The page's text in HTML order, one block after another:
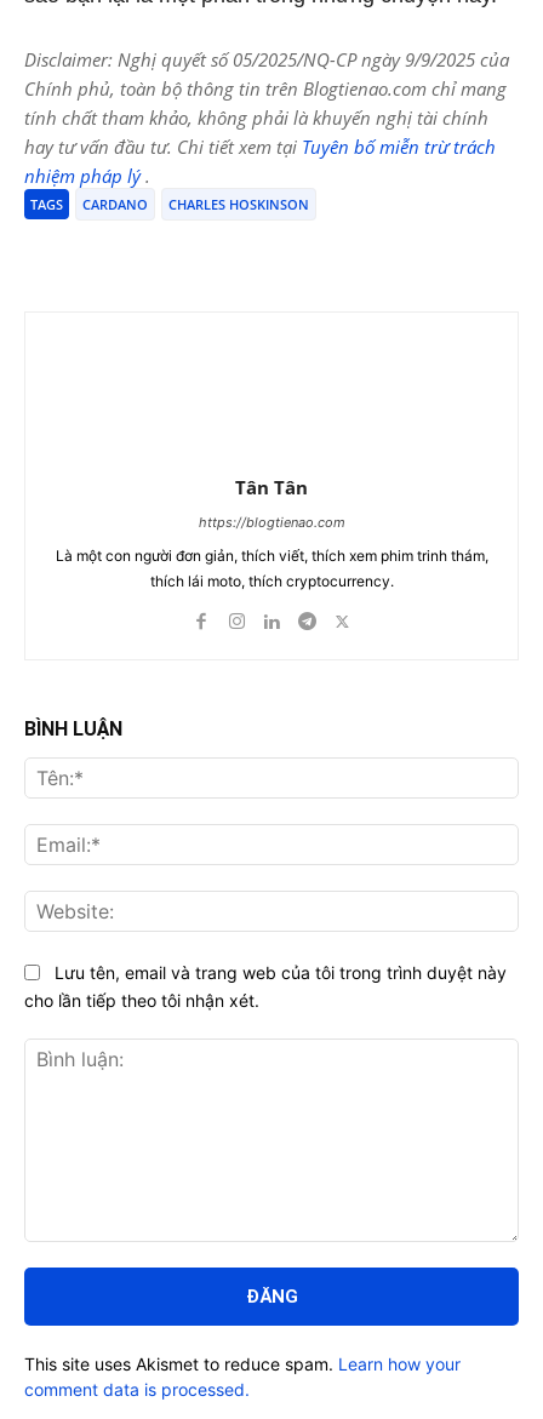
Disclaimer: Nghị quyết số 05/2025/NQ-CP ngày 9/9/2025 của
Chính phủ, toàn bộ thông tin trên Blogtienao.com chỉ mang
tính chất tham khảo, không phải là khuyến nghị tài chính
hay tư vấn đầu tư. Chi tiết xem tại Tuyên bố miễn trừ trách
nhiệm pháp lý.
TAGS CARDANO CHARLES HOSKINSON
Tân Tân
https://blogtienao.com
Là một con người đơn giản, thích viết, thích xem phim trinh thám,
thích lái moto, thích cryptocurrency.
BÌNH LUẬN
luận:
Lưu tên, email và trang web của tôi trong trình duyệt này
cho lần tiếp theo tôi nhận xét.
This site uses Akismet to reduce spam. Learn how your
comment data is processed.